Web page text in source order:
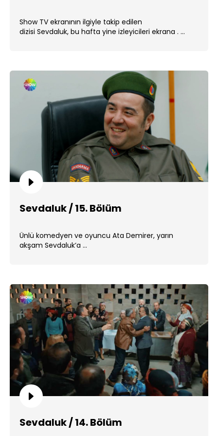
Show TV ekranının ilgiyle takip edilen
dizisi Sevdaluk, bu hafta yine izleyicileri ekrana . ...
Sevdaluk / 15. Bölüm
Ünlü komedyen ve oyuncu Ata Demirer, yarın
akşam Sevdaluk’a ...
Sevdaluk / 14. Bölüm